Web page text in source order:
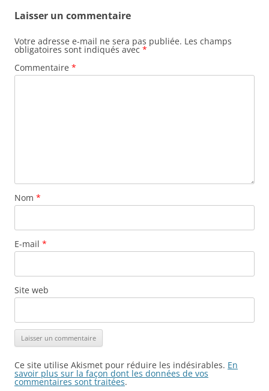
Laisser un commentaire
Votre adresse e-mail ne sera pas publiée. Les champs
obligatoires sont indiqués avec *
Commentaire *
Nom *
E-mail *
Site web
Ce site utilise Akismet pour réduire les indésirables. En
savoir plus sur la façon dont les données de vos
commentaires sont traitées.